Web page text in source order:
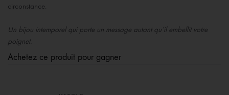
circonstance.
Un bijou intemporel qui porte un message autant qu’il embellit votre
poignet.
Achetez ce produit pour gagner